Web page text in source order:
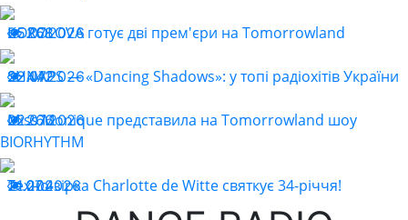
25.07.2026
268
KOROLOVA готує дві прем'єри на Tomorrowland
22.07.2026
442
SHNAPS — «Dancing Shadows»: у топі радіохітів України
22.07.2026
266
Miss Monique представила на Tomorrowland шоу
BIORHYTHM
21.07.2026
204
Техно-зірка Charlotte de Witte святкує 34-річчя!